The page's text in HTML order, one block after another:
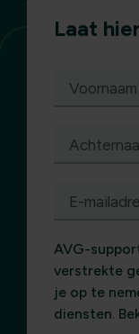
Laat
E-
AVG-
verstrekte
je op te
diensten.